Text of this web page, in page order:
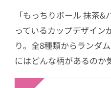
「もっちりボール 抹茶
っているカップデザイン
り。全8種類からランダ
にはどんな柄があるのか